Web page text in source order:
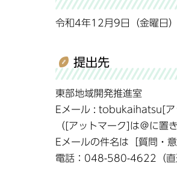
令和4年12月9日（金曜日
提出先
東部地域開発推進室
Eメール : tobukaihatsu[
（[アットマーク]は＠に置
Eメールの件名は［質問・
電話：048-580-4622（直